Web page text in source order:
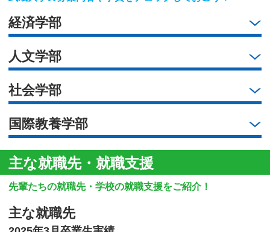
経済学部
人文学部
社会学部
国際教養学部
主な就職先・就職支援
先輩たちの就職先・学校の就職支援をご紹介！
主な就職先